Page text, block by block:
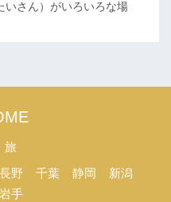
いさん）がいろいろな場
旅
長野 千葉 静岡
新潟
岩手